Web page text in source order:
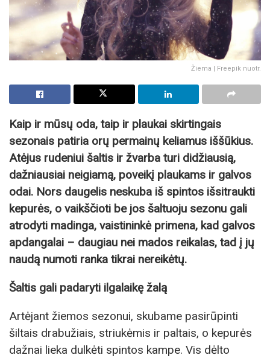
Žiema | Freepik nuotr.
Kaip ir mūsų oda, taip ir plaukai skirtingais
sezonais patiria orų permainų keliamus iššūkius.
Atėjus rudeniui šaltis ir žvarba turi didžiausią,
dažniausiai neigiamą, poveikį plaukams ir galvos
odai. Nors daugelis neskuba iš spintos išsitraukti
kepurės, o vaikščioti be jos šaltuoju sezonu gali
atrodyti madinga, vaistininkė primena, kad galvos
apdangalai – daugiau nei mados reikalas, tad į jų
naudą numoti ranka tikrai nereikėtų.
Šaltis gali padaryti ilgalaikę žalą
Artėjant žiemos sezonui, skubame pasirūpinti
šiltais drabužiais, striukėmis ir paltais, o kepurės
dažnai lieka dulkėti spintos kampe. Vis dėlto